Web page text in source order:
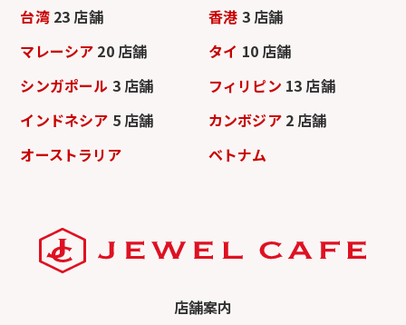
台湾 23 店舗 香港 3 店舗
マレーシア 20 店舗 タイ 10 店舗
シンガポール 3 店舗 フィリピン 13 店舗
インドネシア 5 店舗 カンボジア 2 店舗
オーストラリア
ベトナム
店舗案内